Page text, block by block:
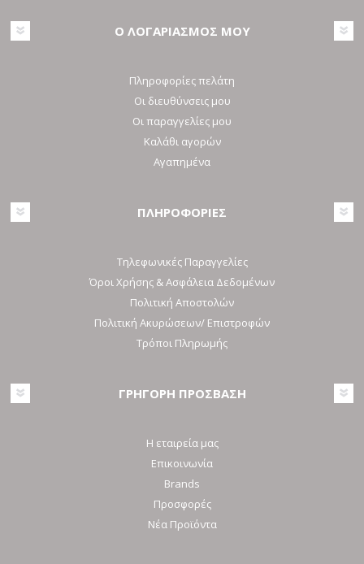
Ο ΛΟΓΑΡΙΑΣΜΟΣ ΜΟΥ
Πληροφορίες πελάτη
Οι διευθύνσεις μου
Οι παραγγελίες μου
Καλάθι αγορών
Αγαπημένα
ΠΛΗΡΟΦΟΡΙΕΣ
Τηλεφωνικές Παραγγελίες
Όροι Χρήσης & Ασφάλεια Δεδομένων
Πολιτική Αποστολών
Πολιτική Ακυρώσεων/ Επιστροφών
Τρόποι Πληρωμής
ΓΡΗΓΟΡΗ ΠΡΟΣΒΑΣΗ
Η εταιρεία μας
Επικοινωνία
Brands
Προσφορές
Νέα Προϊόντα